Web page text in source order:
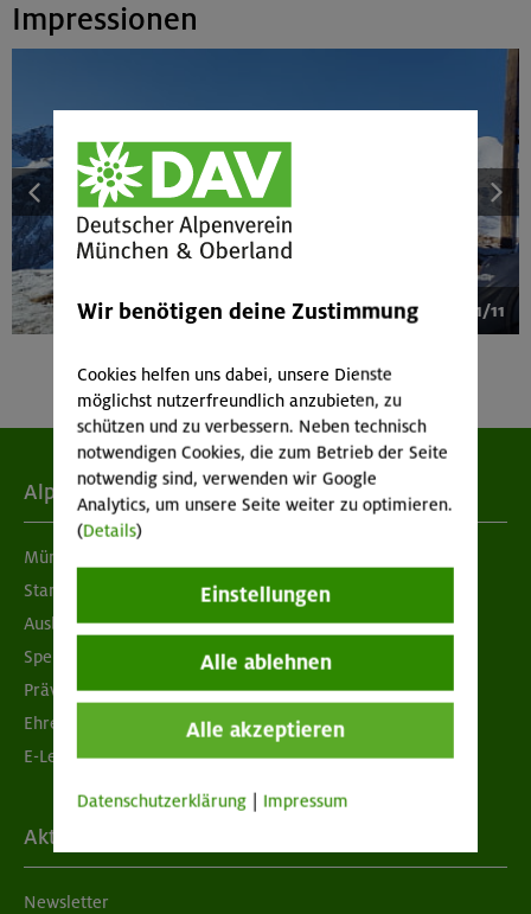
Impressionen
1/11
Alpenverein
München & Oberland
Standorte
Ausbildung & Jobs
Spenden
Prävention sexualisierter Gewalt
Ehrenamtsbörse
E-Learning
Aktuelles
Newsletter
Wir benötigen deine Zustimmung
Cookies helfen uns dabei, unsere Dienste
möglichst nutzerfreundlich anzubieten, zu
schützen und zu verbessern. Neben technisch
notwendigen Cookies, die zum Betrieb der Seite
notwendig sind, verwenden wir Google
Analytics, um unsere Seite weiter zu optimieren.
(Details)
Einstellungen
Alle ablehnen
Alle akzeptieren
Datenschutzerklärung Impressum